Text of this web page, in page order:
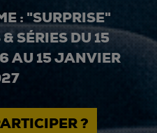
: "SURPRISE"
SÉRIES DU 15
AU 15 JANVIER
?